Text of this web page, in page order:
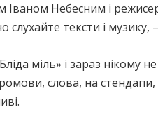
Іваном Небесним і
слухайте тексти і
міль» і зараз
слова, на